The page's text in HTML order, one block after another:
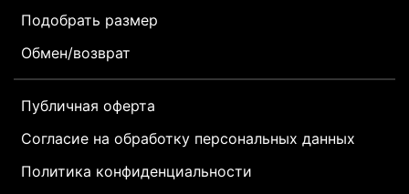
Подобрать размер
Обмен/возврат
Публичная оферта
Согласие на обработку персональных данных
Политика конфиденциальности